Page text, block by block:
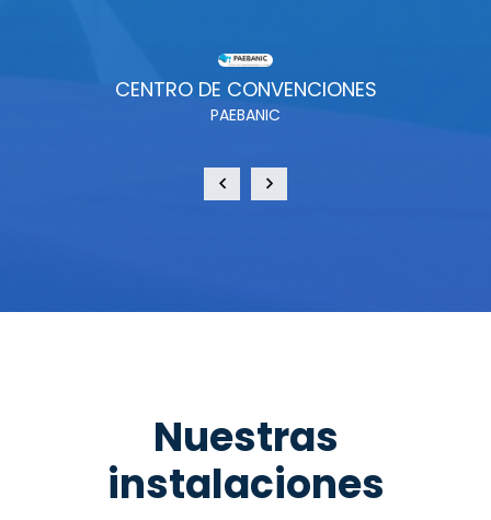
CENTRO DE CONVENCIONES
PAEBANIC
Nuestras
instalaciones